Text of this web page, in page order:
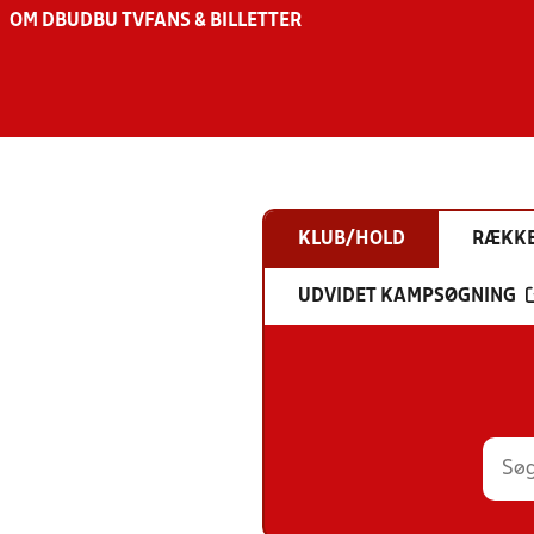
OM DBU DBU TV FANS & BILLETTER
KLUB/HOLD
UDVIDET KAMPSØGNING